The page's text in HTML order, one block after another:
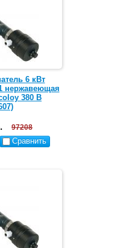
6 кВт
нержавеющая
380 В
97208
Сравнить